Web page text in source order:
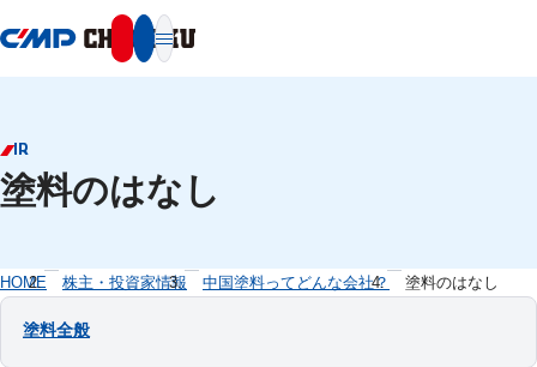
IR
塗料のはなし
HOME 株主・投資家情報 中国塗料ってどんな会社？ 塗料のはなし
塗料全般